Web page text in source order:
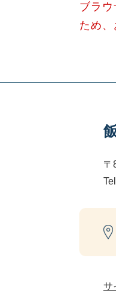
ブラ
ため、
〒
サ